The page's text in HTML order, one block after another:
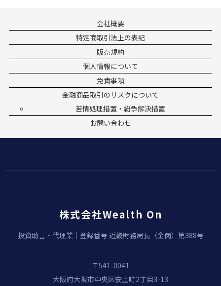
会社概要
特定商取引法上の表記
販売規約
個人情報について
免責事項
金融商品取引のリスクについて
苦情処理措置・紛争解決措置
お問い合わせ
株式会社Wealth On
投資助言・代理業｜登録番号 近畿財務局長（金商）第388号
〒541-0041
大阪府大阪市中央区安土町2丁目3-13